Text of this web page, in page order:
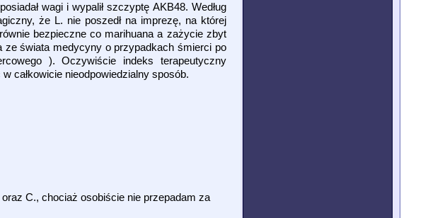
wagi i wypalił szczyptę AKB48. Według
że L. nie poszedł na imprezę, na której
bezpieczne co marihuana a zażycie zbyt
ze świata medycyny o przypadkach śmierci po
). Oczywiście indeks terapeutyczny
całkowicie nieodpowiedzialny sposób.
C., chociaż osobiście nie przepadam za